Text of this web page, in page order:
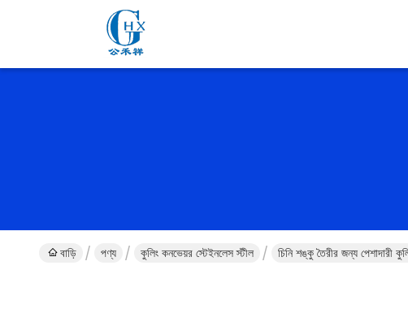
বাড়ি পণ্য কুলিং কনভেয়র স্টেইনলেস স্টীল চিনি শঙ্কু তৈরীর জন্য পেশাদারী